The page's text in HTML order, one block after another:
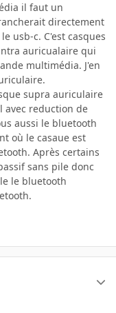
il faut un
directement
usb-c. C'est casques
auricualaire qui
multimédia. J'en
supra auriculaire
avec reduction de
aussi le bluetooth
où le casaue est
Après certains
sans pile donc
le bluetooth